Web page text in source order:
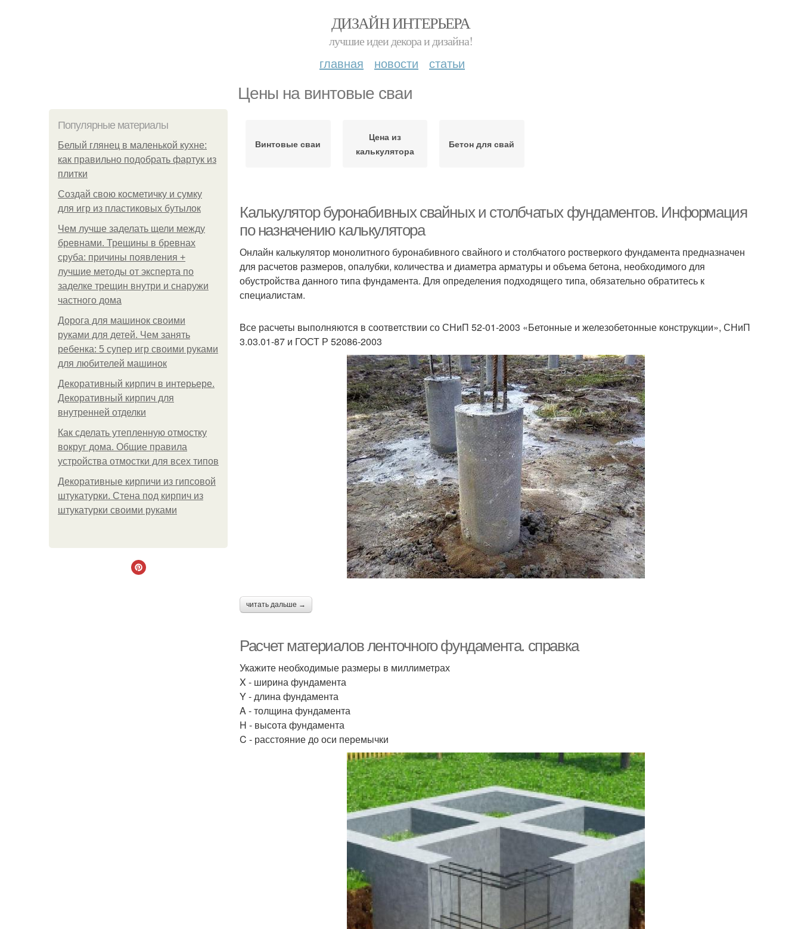
ДИЗАЙН ИНТЕРЬЕРА
лучшие идеи декора и дизайна!
главная новости статьи
Цены на винтовые сваи
Популярные материалы
Белый глянец в маленькой кухне:
как правильно подобрать фартук из
плитки
Создай свою косметичку и сумку
для игр из пластиковых бутылок
Чем лучше заделать щели между
бревнами. Трещины в бревнах
сруба: причины появления +
лучшие методы от эксперта по
заделке трещин внутри и снаружи
частного дома
Дорога для машинок своими
руками для детей. Чем занять
ребенка: 5 супер игр своими руками
для любителей машинок
Декоративный кирпич в интерьере.
Декоративный кирпич для
внутренней отделки
Как сделать утепленную отмостку
вокруг дома. Общие правила
устройства отмостки для всех типов
Декоративные кирпичи из гипсовой
штукатурки. Стена под кирпич из
штукатурки своими руками
Винтовые сваи
Цена из
калькулятора
Бетон для свай
Калькулятор буронабивных свайных и столбчатых фундаментов. Информация
по назначению калькулятора
Онлайн калькулятор монолитного буронабивного свайного и столбчатого ростверкого фундамента предназначен
для расчетов размеров, опалубки, количества и диаметра арматуры и объема бетона, необходимого для
обустройства данного типа фундамента. Для определения подходящего типа, обязательно обратитесь к
специалистам.
Все расчеты выполняются в соответствии со СНиП 52-01-2003 «Бетонные и железобетонные конструкции», СНиП
3.03.01-87 и ГОСТ Р 52086-2003
читать дальше →
Расчет материалов ленточного фундамента. справка
Укажите необходимые размеры в миллиметрах
X - ширина фундамента
Y - длина фундамента
A - толщина фундамента
H - высота фундамента
C - расстояние до оси перемычки